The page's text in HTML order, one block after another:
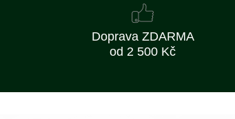
Doprava ZDARMA
od 2 500 Kč